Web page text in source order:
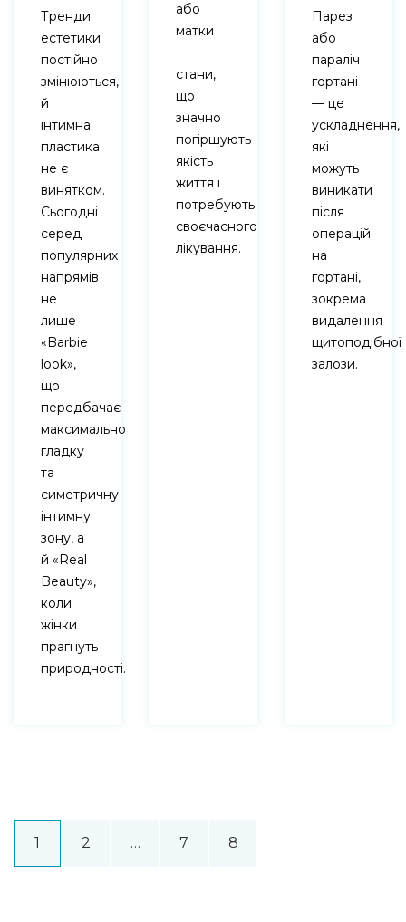
Тренди
естетики
постійно
змінюються,
й
інтимна
пластика
не є
винятком.
Сьогодні
серед
популярних
напрямів
не
лише
«Barbie
look»,
що
передбачає
максимально
гладку
та
симетричну
інтимну
зону, а
й «Real
Beauty»,
коли
жінки
прагнуть
природності.
або
матки
—
стани,
що
значно
погіршують
якість
життя і
потребують
своєчасного
лікування.
Парез
або
параліч
гортані
— це
ускладнення,
які
можуть
виникати
після
операцій
на
гортані,
зокрема
видалення
щитоподібної
залози.
1 2 … 7 8